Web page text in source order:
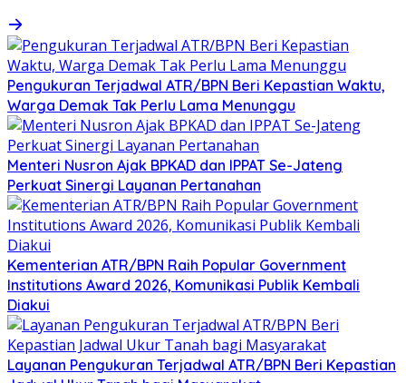
Pengukuran Terjadwal ATR/BPN Beri Kepastian Waktu,
Warga Demak Tak Perlu Lama Menunggu
Menteri Nusron Ajak BPKAD dan IPPAT Se-Jateng
Perkuat Sinergi Layanan Pertanahan
Kementerian ATR/BPN Raih Popular Government
Institutions Award 2026, Komunikasi Publik Kembali
Diakui
Layanan Pengukuran Terjadwal ATR/BPN Beri Kepastian